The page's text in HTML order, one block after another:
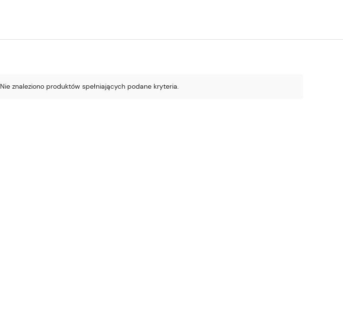
Nie znaleziono produktów spełniających podane kryteria.